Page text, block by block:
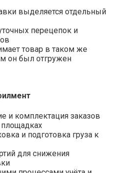
выделяется отдельный
перецепок и
товар в таком же
он был отгружен
и комплектация заказов
площадках
и подготовка груза к
для снижения